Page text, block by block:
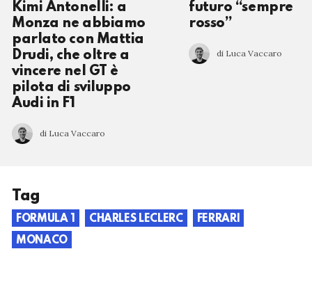
Kimi Antonelli: a
Monza ne abbiamo
parlato con Mattia
Drudi, che oltre a
vincere nel GT è
pilota di sviluppo
Audi in F1
di Luca Vaccaro
futuro “sempre
rosso”
di Luca Vaccaro
Tag
FORMULA 1 CHARLES LECLERC
FERRARI
MONACO